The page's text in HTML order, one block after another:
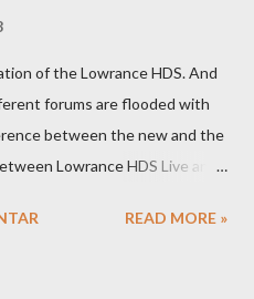
of the Lowrance HDS. And
forums are flooded with
between the new and the
Lowrance HDS Live and
READ MORE »